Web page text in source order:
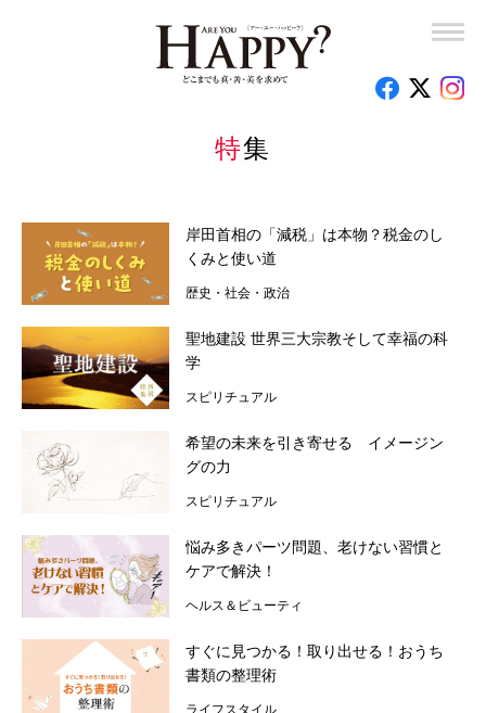
特集
岸田首相の「減税」は本物？税金のし
くみと使い道
歴史・社会・政治
聖地建設 世界三大宗教そして幸福の科
学
スピリチュアル
希望の未来を引き寄せる イメージン
グの力
スピリチュアル
悩み多きパーツ問題、老けない習慣と
ケアで解決！
ヘルス＆ビューティ
すぐに見つかる！取り出せる！おうち
書類の整理術
ライフスタイル
心のお悩み相談室
読者の手記
特集
今月の占い